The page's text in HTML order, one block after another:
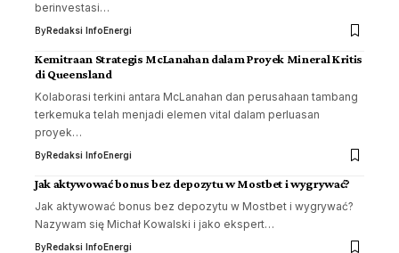
berinvestasi…
ByRedaksi InfoEnergi
Kemitraan Strategis McLanahan dalam Proyek Mineral Kritis
di Queensland
Kolaborasi terkini antara McLanahan dan perusahaan tambang
terkemuka telah menjadi elemen vital dalam perluasan
proyek…
ByRedaksi InfoEnergi
Jak aktywować bonus bez depozytu w Mostbet i wygrywać?
Jak aktywować bonus bez depozytu w Mostbet i wygrywać?
Nazywam się Michał Kowalski i jako ekspert…
ByRedaksi InfoEnergi